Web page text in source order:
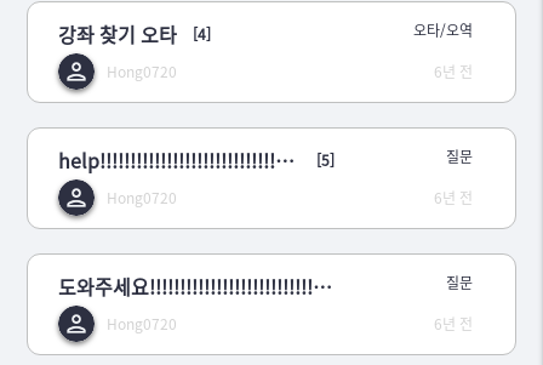
강좌 찾기 오타
[4]
Hong0720
오타/오역
6년 전
help!!!!!!!!!!!!!!!!!!!!!!!!!!!!!!!!!!!!!!!!python
[5]
Hong0720
질문
6년 전
도와주세요!!!!!!!!!!!!!!!!!!!!!!!!!!!!!!!!(파이썬)
Hong0720
질문
6년 전